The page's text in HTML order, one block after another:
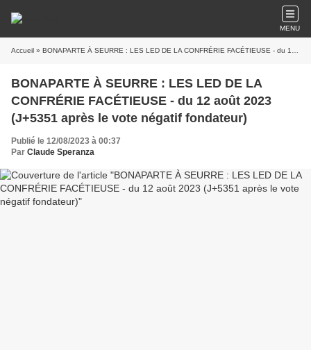
MENU
Accueil » BONAPARTE À SEURRE : LES LED DE LA CONFRÉRIE FACÉTIEUSE - du 12 août 2023 (J+5351 après le vote négatif fondateur)
BONAPARTE À SEURRE : LES LED DE LA
CONFRÉRIE FACÉTIEUSE - du 12 août 2023
(J+5351 après le vote négatif fondateur)
Publié le 12/08/2023 à 00:37
Par Claude Speranza